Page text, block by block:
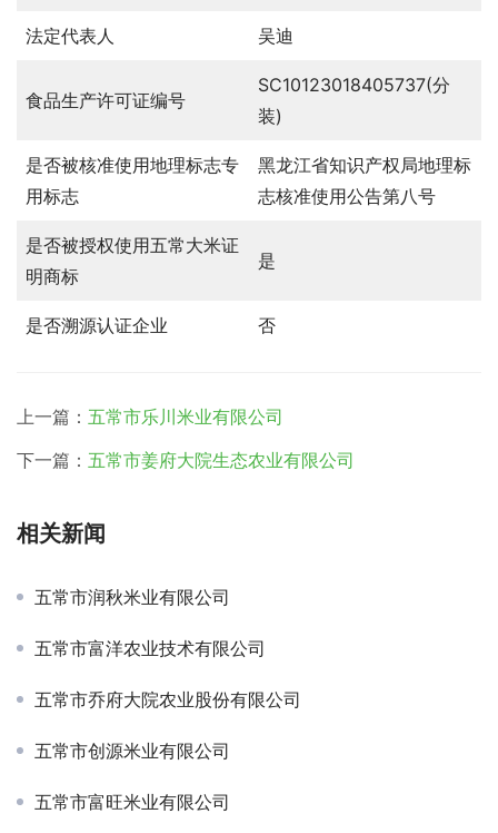
法定代表人 吴迪
食品生产许可证编号
SC10123018405737(分
装)
是否被核准使用地理标志专
用标志
黑龙江省知识产权局地理标
志核准使用公告第八号
是否被授权使用五常大米证
明商标
是
是否溯源认证企业 否
上一篇： 五常市乐川米业有限公司
下一篇： 五常市姜府大院生态农业有限公司
相关新闻
五常市润秋米业有限公司
五常市富洋农业技术有限公司
五常市乔府大院农业股份有限公司
五常市创源米业有限公司
五常市富旺米业有限公司